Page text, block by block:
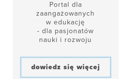
Portal dla
zaangażowanych
w edukację
- dla pasjonatów
nauki i rozwoju
dowiedz się więcej